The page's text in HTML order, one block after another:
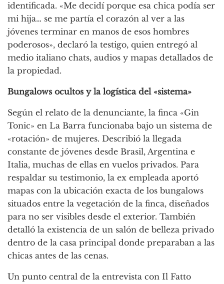
identificada. «Me decidí porque esa chica podía ser
mi hija… se me partía el corazón al ver a las
jóvenes terminar en manos de esos hombres
poderosos», declaró la testigo, quien entregó al
medio italiano chats, audios y mapas detallados de
la propiedad.
Bungalows ocultos y la logística del «sistema»
Según el relato de la denunciante, la finca «Gin
Tonic» en La Barra funcionaba bajo un sistema de
«rotación» de mujeres. Describió la llegada
constante de jóvenes desde Brasil, Argentina e
Italia, muchas de ellas en vuelos privados. Para
respaldar su testimonio, la ex empleada aportó
mapas con la ubicación exacta de los bungalows
situados entre la vegetación de la finca, diseñados
para no ser visibles desde el exterior. También
detalló la existencia de un salón de belleza privado
dentro de la casa principal donde preparaban a las
chicas antes de las cenas.
Un punto central de la entrevista con Il Fatto